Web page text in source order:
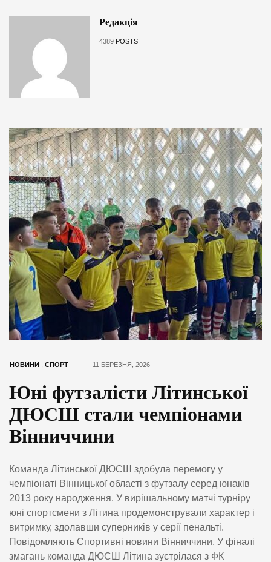
Редакція
4389 POSTS
НОВИНИ СПОРТ 11 БЕРЕЗНЯ, 2026
Юні футзалісти Літинської
ДЮСШ стали чемпіонами
Вінниччини
Команда Літинської ДЮСШ здобула перемогу у
чемпіонаті Вінницької області з футзалу серед юнаків
2013 року народження. У вирішальному матчі турніру
юні спортсмени з Літина продемонстрували характер і
витримку, здолавши суперників у серії пенальті.
Повідомляють Спортивні новини Вінниччини. У фіналі
змагань команда ДЮСШ Літина зустрілася з ФК